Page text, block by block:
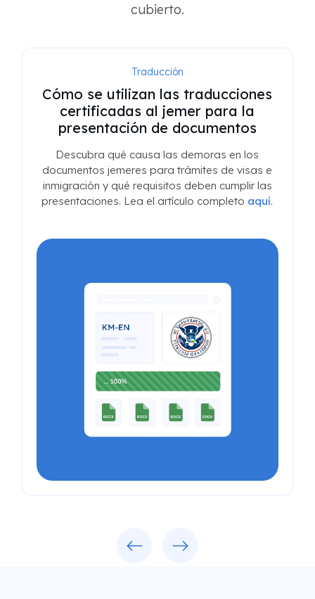
cubierto.
Traducción
Cómo se utilizan las traducciones
certificadas al jemer para la
presentación de documentos
Descubra qué causa las demoras en los
documentos jemeres para trámites de visas e
inmigración y qué requisitos deben cumplir las
presentaciones. Lea el artículo completo aquí.